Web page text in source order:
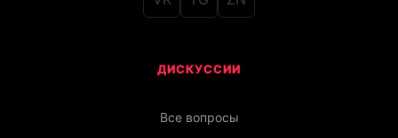
ДИСКУССИИ
Все вопросы